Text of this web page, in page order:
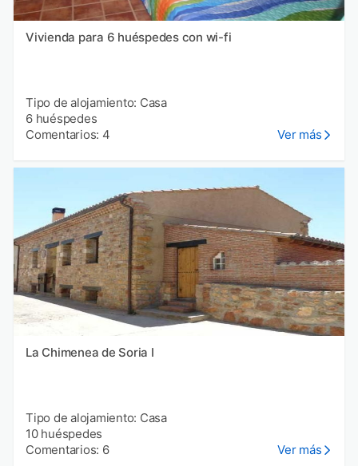
Vivienda para 6 huéspedes con wi-fi
Tipo de alojamiento: Casa
6 huéspedes
Comentarios: 4
Ver más
La Chimenea de Soria I
Tipo de alojamiento: Casa
10 huéspedes
Comentarios: 6
Ver más